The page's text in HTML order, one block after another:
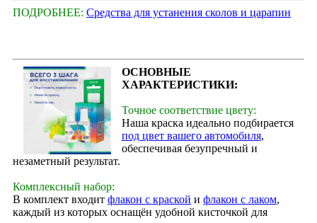
ПОДРОБНЕЕ: Средства для устанения сколов и царапин
ОСНОВНЫЕ
ХАРАКТЕРИСТИКИ:
Точное соответствие цвету:
Наша краска идеально подбирается
под цвет вашего автомобиля,
обеспечивая безупречный и
незаметный результат.
Комплексный набор:
В комплект входит флакон с краской и флакон с лаком,
каждый из которых оснащён удобной кисточкой для